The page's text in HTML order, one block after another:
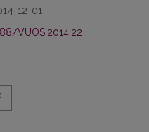
12-01
VUOS.2014.22